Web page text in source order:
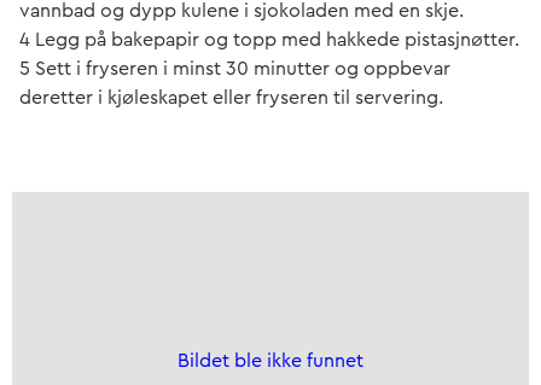
vannbad og dypp kulene i sjokoladen med en skje.
4 Legg på bakepapir og topp med hakkede pistasjnøtter.
5 Sett i fryseren i minst 30 minutter og oppbevar
deretter i kjøleskapet eller fryseren til servering.
Bildet ble ikke funnet